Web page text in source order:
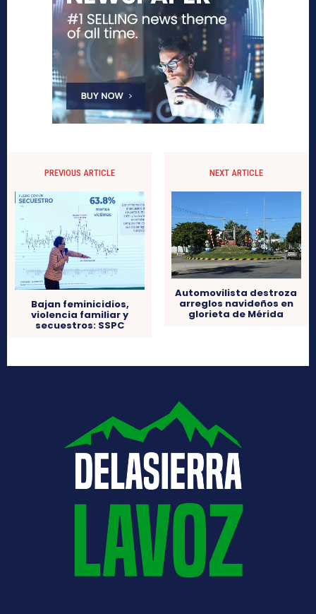
PREVIOUS ARTICLE
Bajan feminicidios,
violencia familiar y
secuestros: SSPC
NEXT ARTICLE
Automovilista destroza
arreglos navideños en
glorieta de Mérida